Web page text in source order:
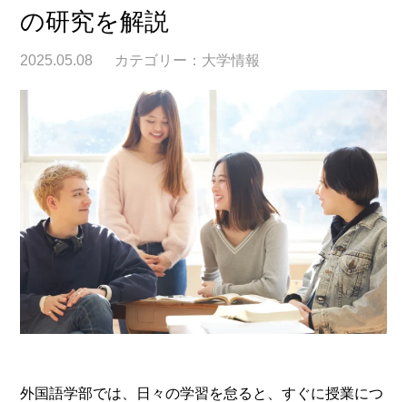
の研究を解説
2025.05.08 カテゴリー： 大学情報
外国語学部では、日々の学習を怠ると、すぐに授業につ